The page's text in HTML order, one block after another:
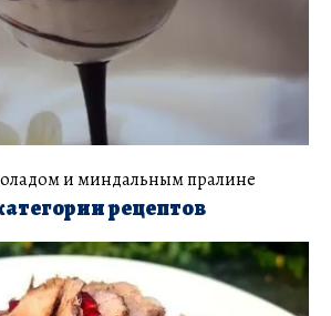
и миндальным пралине
рецептов